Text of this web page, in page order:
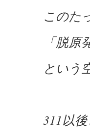
このた
「脱原
という
311以